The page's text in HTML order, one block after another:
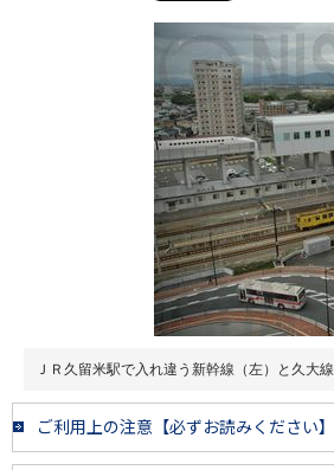
ＪＲ久留米駅で入れ違う新幹線（左）と久大
ご利用上の注意【必ずお読みください】